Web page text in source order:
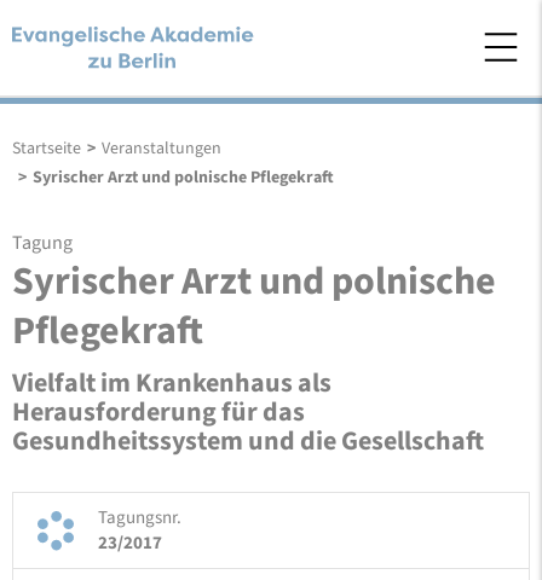
Startseite > Veranstaltungen
> Syrischer Arzt und polnische Pflegekraft
Tagung
Syrischer Arzt und polnische
Pflegekraft
Vielfalt im Krankenhaus als
Herausforderung für das
Gesundheitssystem und die Gesellschaft
Tagungsnr.
23/2017